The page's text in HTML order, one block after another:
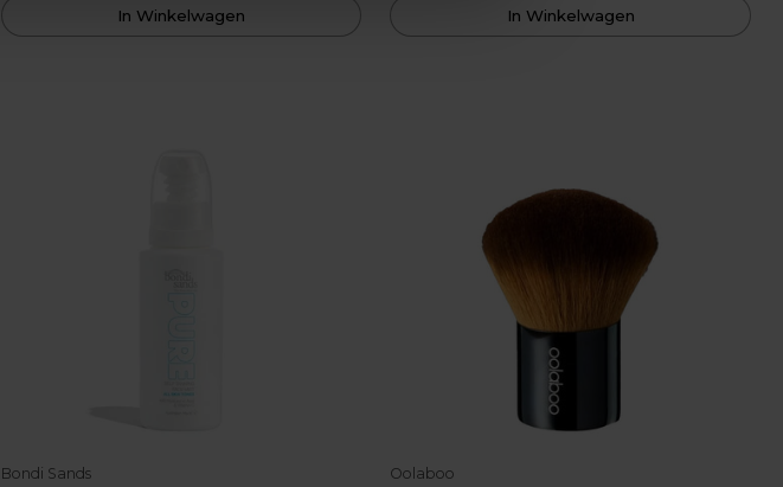
In Winkelwagen In Winkelwagen
Bondi Sands Oolaboo